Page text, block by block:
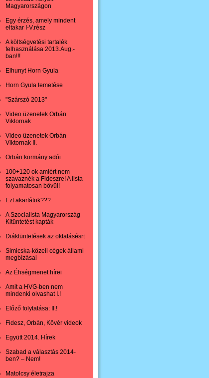
Magyarországon
Egy érzés, amely mindent
eltakar I-V.rész
A költségvetési tartalék
felhasználása 2013.Aug.-
ban!!!
Elhunyt Horn Gyula
Horn Gyula temetése
"Szárszó 2013"
Video üzenetek Orbán
Viktornak
Video üzenetek Orbán
Viktornak II.
Orbán kormány adói
100+120 ok amiért nem
szavaznék a Fideszre! A lista
folyamatosan bővül!
Ezt akartátok???
A Szocialista Magyarország
Kitüntetést kapták
Diáktüntetések az oktatásésrt
Simicska-közeli cégek állami
megbízásai
Az Éhségmenet hírei
Amit a HVG-ben nem
mindenki olvashat I.!
Előző folytatása: II.!
Fidesz, Orbán, Kövér videok
Együtt 2014. Hírek
Szabad a választás 2014-
ben? – Nem!
Matolcsy életrajza